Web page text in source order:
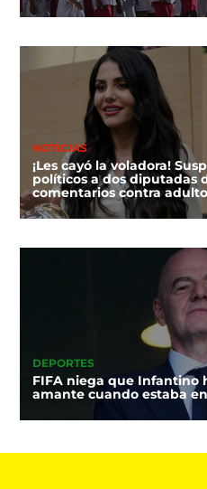
NOTICIAS
¡Les cayó la voladora!
políticos a dos diputadas
comentarios contra
DEPORTES
FIFA niega que Infantino
amante cuando estaba